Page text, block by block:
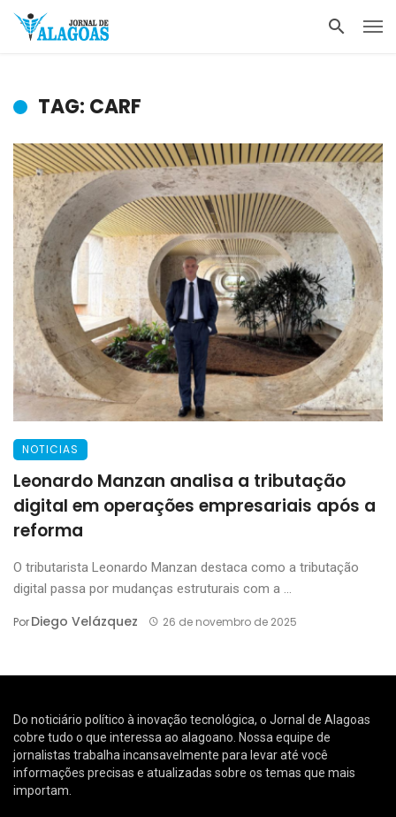
TAG: CARF
NOTICIAS
Leonardo Manzan analisa a tributação
digital em operações empresariais após a
reforma
O tributarista Leonardo Manzan destaca como a tributação
digital passa por mudanças estruturais com a ...
PorDiego Velázquez 26 de novembro de 2025
Do noticiário político à inovação tecnológica, o Jornal de Alagoas
cobre tudo o que interessa ao alagoano. Nossa equipe de
jornalistas trabalha incansavelmente para levar até você
informações precisas e atualizadas sobre os temas que mais
importam.